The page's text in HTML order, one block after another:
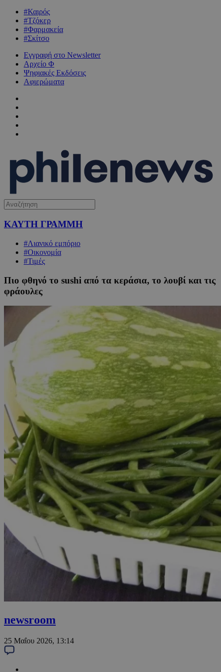
#Καιρός
#Τζόκερ
#Φαρμακεία
#Σκίτσο
Εγγραφή στο Newsletter
Αρχείο Φ
Ψηφιακές Εκδόσεις
Αφιερώματα
ΚΑΥΤΗ ΓΡΑΜΜΗ
#Λιανικό εμπόριο
#Οικονομία
#Τιμές
Πιο φθηνό το sushi από τα κεράσια, το λουβί και τις
φράουλες
newsroom
25 Μαΐου 2026, 13:14